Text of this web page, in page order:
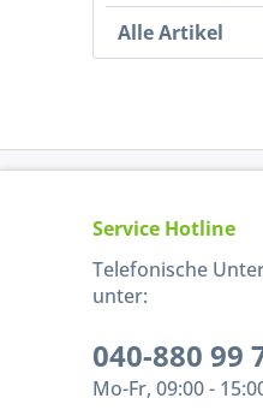
Alle Artikel
Service Hotline
Telefonische
unter:
040-880 99
Mo-Fr, 09:00 -